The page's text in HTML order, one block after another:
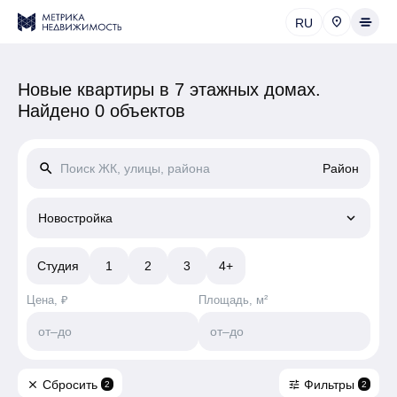
RU
Новые квартиры в 7 этажных домах.
Найдено 0 объектов
search Район
Новостройка keyboard_arrow_down
Студия 1 2 3 4+
Цена, ₽
от–до
Площадь, м²
от–до
close Сбросить 2 tune Фильтры 2